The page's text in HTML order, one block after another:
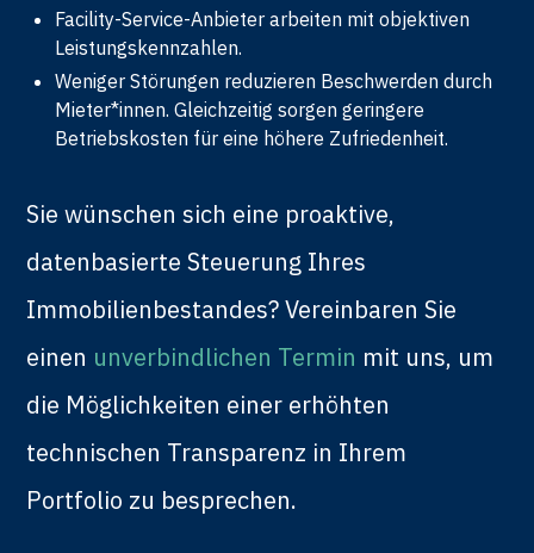
Facility-Service-Anbieter arbeiten mit objektiven
Leistungskennzahlen.
Weniger Störungen reduzieren Beschwerden durch
Mieter*innen. Gleichzeitig sorgen geringere
Betriebskosten für eine höhere Zufriedenheit.
Sie wünschen sich eine proaktive,
datenbasierte Steuerung Ihres
Immobilienbestandes? Vereinbaren Sie
einen unverbindlichen Termin mit uns, um
die Möglichkeiten einer erhöhten
technischen Transparenz in Ihrem
Portfolio zu besprechen.